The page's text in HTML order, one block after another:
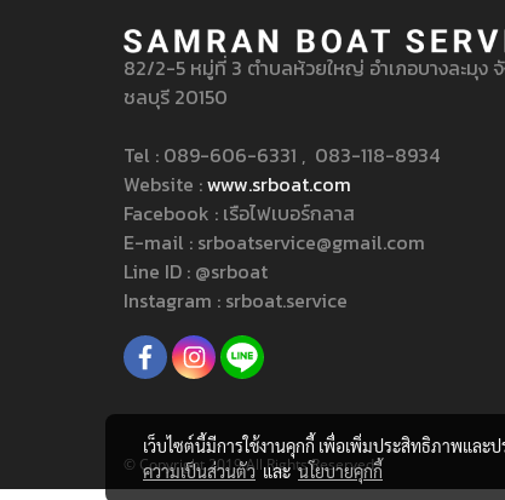
82/2-5 หมู่ที่ 3 ตำบลห้วยใหญ่ อำเภอบางละมุง
ชลบุรี 20150
Tel : 089-606-6331 , 083-118-8934
Website :www.srboat.com
Facebook : เรือไฟเบอร์กลาส
E-mail : srboatservice@gmail.com
Line ID : @srboat
Instagram : srboat.service
© Copyright 2019 All Rights Reserved.
เว็บไซต์นี้มีการใช้งานคุกกี้ เพื่อเพิ่มประสิทธิภาพและ
ความเป็นส่วนตัวและนโยบายคุกกี้